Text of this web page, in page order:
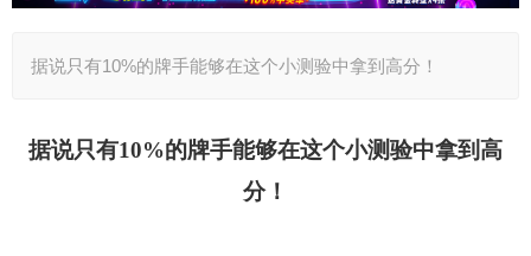
据说只有10%的牌手能够在这个小测验中拿到高分！
据说只有10%的牌手能够在这个小测验中拿到高
分！